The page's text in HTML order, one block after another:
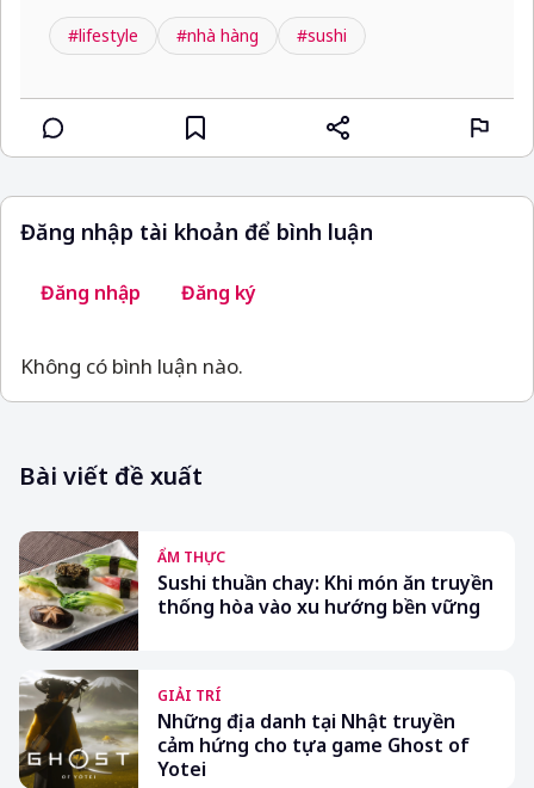
#lifestyle #nhà hàng #sushi
Đăng nhập tài khoản để bình luận
Đăng nhập Đăng ký
Không có bình luận nào.
Bài viết đề xuất
ẨM THỰC
Sushi thuần chay: Khi món ăn truyền
thống hòa vào xu hướng bền vững
GIẢI TRÍ
Những địa danh tại Nhật truyền
cảm hứng cho tựa game Ghost of
Yotei